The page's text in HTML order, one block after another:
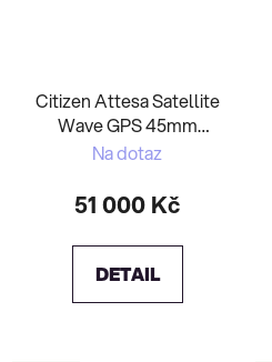
Citizen Attesa Satellite
Wave GPS 45mm
10ATM CC4074-61W
Na dotaz
51 000 Kč
DETAIL